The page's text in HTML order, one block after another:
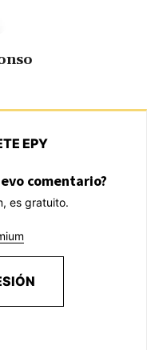
EPY
comentario?
es gratuito.